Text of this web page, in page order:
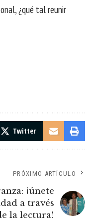
¿qué tal reunir
Twitter
PRÓXIMO ARTÍCULO
¡únete
a través
la lectura!